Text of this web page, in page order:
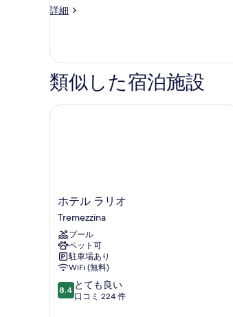
真
示
す
ー
パ
ー
ク
ビ
べ
て
の
写
真
を
表
詳細
ジ
ス
イ
ー
ト
パ
細
類似した宿泊施設
ホ
テ
ル
ラ
リ
オ
Tremezzina
ホテル ラリオ
Tremezzina
プール
ペット可
駐車場あり
WiFi (無料)
10
段
8.4 とても良い
口コミ 224 件
ホテル ラリオ